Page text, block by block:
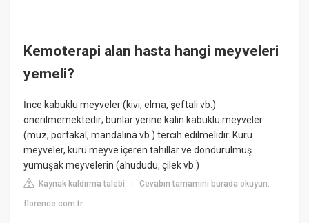
Kemoterapi alan hasta hangi meyveleri
yemeli?
İnce kabuklu meyveler (kivi, elma, şeftali vb.)
önerilmemektedir; bunlar yerine kalın kabuklu meyveler
(muz, portakal, mandalina vb.) tercih edilmelidir. Kuru
meyveler, kuru meyve içeren tahıllar ve dondurulmuş
yumuşak meyvelerin (ahududu, çilek vb.)
Kaynak kaldırma talebi |Cevabın tamamını burada okuyun:
florence.com.tr